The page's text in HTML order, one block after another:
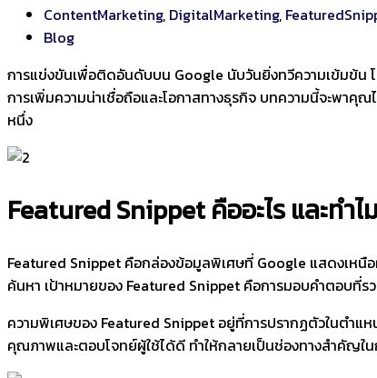
ContentMarketing, DigitalMarketing,
Blog
การแข่งขันเพื่อติดอันดับบน Google นับวันยิ่งทวีความเข้มข้น
การเพิ่มความน่าเชื่อถือและโอกาสทางธุรกิจ บทความนี้จะพาคุ
หนึ่ง
Featured Snippet คืออะไร และทำ
Featured Snippet คือกล่องข้อมูลพิเศษที่ Google แสดงเหนื
ค้นหา เป้าหมายของ Featured Snippet คือการมอบคำตอบที่รว
ความพิเศษของ Featured Snippet อยู่ที่การปรากฏตัวในตำแ
คุณภาพและตอบโจทย์ผู้ใช้ได้ดี ทำให้กลายเป็นช่องทางสำคัญ